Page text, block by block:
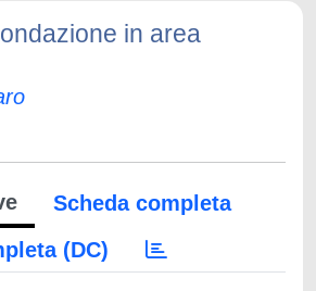
in area
Scheda completa
(DC)